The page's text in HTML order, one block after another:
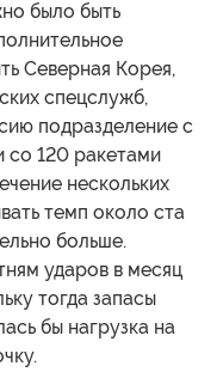
было быть
Северная Корея,
спецслужб,
подразделение с
со 120 ракетами
нескольких
темп около ста
больше.
ударов в месяц
тогда запасы
бы нагрузка на